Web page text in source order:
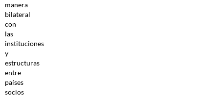
manera
bilateral
con
las
instituciones
y
estructuras
entre
países
socios